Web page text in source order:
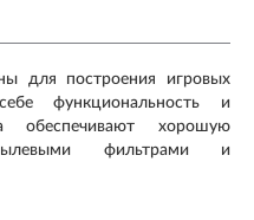
для построения игровых
функциональность и
обеспечивают хорошую
фильтрами и